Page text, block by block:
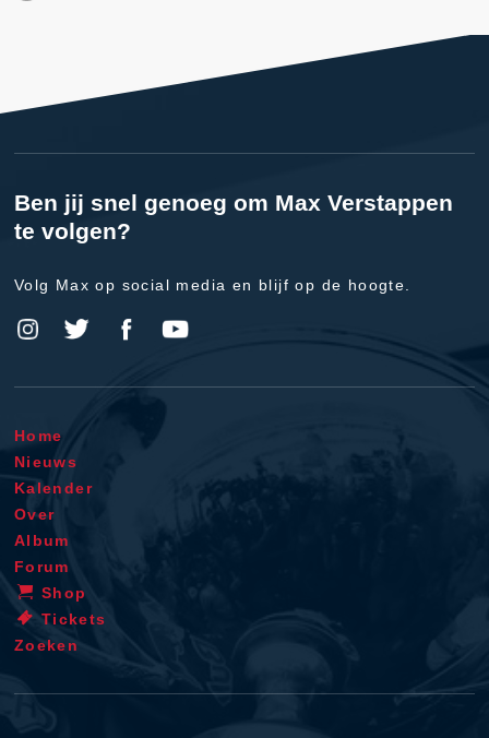
Ben jij snel genoeg om Max Verstappen
te volgen?
Volg Max op social media en blijf op de hoogte.
Home
Nieuws
Kalender
Over
Album
Forum
Shop
Tickets
Zoeken